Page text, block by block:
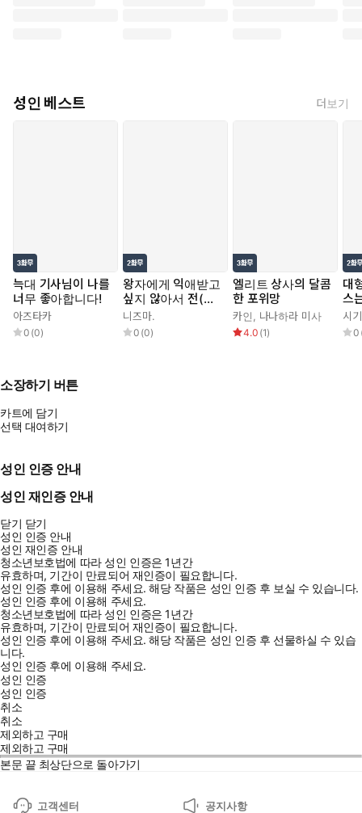
성인 베스트 더보기
늑대 기사님이 나를
너무 좋아합니다!
아즈타카
0 (0)
왕자에게 익애받고
싶지 않아서 전(前)
프린세스지만 남장
집사가 되겠습니다!
초야편
니즈마.
0 (0)
엘리트 상사의 달콤
한 포위망
카인, 나나하라 미사
4.0 (1)
대
스
시
0
소장하기 버튼
카트에 담기
선택 대여하기
성인 인증 안내
성인 재인증 안내
닫기 닫기
성인 인증 안내
성인 재인증 안내
청소년보호법에 따라 성인 인증은 1년간
유효하며, 기간이 만료되어 재인증이 필요합니다.
성인 인증 후에 이용해 주세요.해당 작품은 성인 인증 후 보실 수 있습니다.
성인 인증 후에 이용해 주세요.
청소년보호법에 따라 성인 인증은 1년간
유효하며, 기간이 만료되어 재인증이 필요합니다.
성인 인증 후에 이용해 주세요.해당 작품은 성인 인증 후 선물하실 수 있습
니다.
성인 인증 후에 이용해 주세요.
성인 인증
성인 인증
취소
취소
제외하고 구매
제외하고 구매
본문 끝 최상단으로 돌아가기
고객센터 공지사항